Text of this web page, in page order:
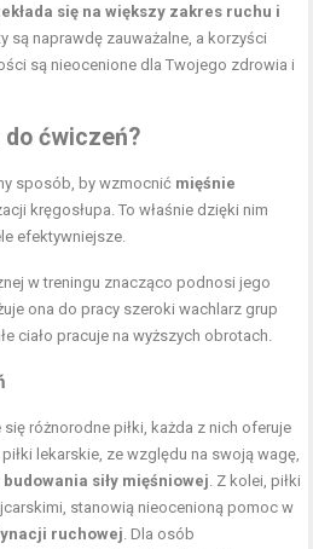
się na większy zakres ruchu i
są naprawdę zauważalne, a korzyści
są nieocenione dla Twojego zdrowia i
do ćwiczeń?
sposób, by wzmocnić mięśnie
kręgosłupa. To właśnie dzięki nim
efektywniejsze.
w treningu znacząco podnosi jego
ona do pracy szeroki wachlarz grup
ciało pracuje na wyższych obrotach.
różnorodne piłki, każda z nich oferuje
lekarskie, ze względu na swoją wagę,
budowania siły mięśniowej . Z kolei, piłki
stanowią nieocenioną pomoc w
ruchowej . Dla osób